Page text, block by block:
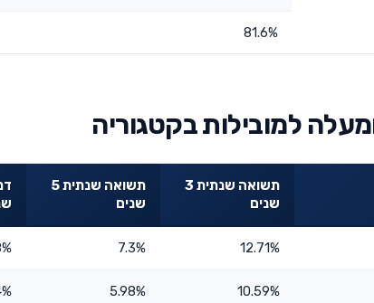
81.6%
תשואה שנתית 3
שנים
תשואה שנתית 5
שנים
12.71%
7.3%
10.59%
5.98%